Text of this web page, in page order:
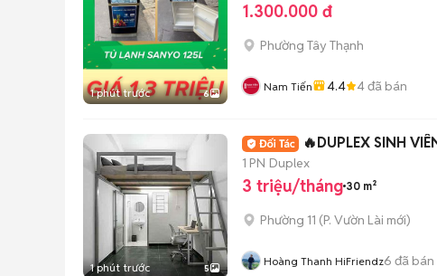
1 phút trước 6
1.300.000 đ
Phường Tây Thạnh
Nam Tiến 4.4 4đã bán
1 phút trước 5
🔥DUPLEX SINH
1 PN Duplex
3 triệu/tháng 30 m²
Phường 11 (P. Vườn Lài mới)
Hoàng Thanh HiFriendz6 đã bán